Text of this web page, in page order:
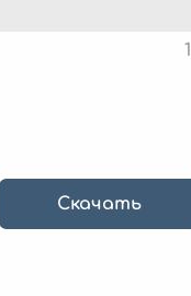
Скачать